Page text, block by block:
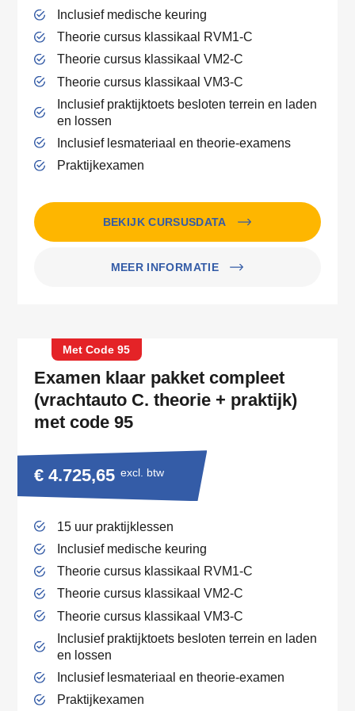
Inclusief medische keuring
Theorie cursus klassikaal RVM1-C
Theorie cursus klassikaal VM2-C
Theorie cursus klassikaal VM3-C
Inclusief praktijktoets besloten terrein en laden
en lossen
Inclusief lesmateriaal en theorie-examens
Praktijkexamen
BEKIJK CURSUSDATA
MEER INFORMATIE
Met Code 95
Examen klaar pakket compleet
(vrachtauto C. theorie + praktijk)
met code 95
€ 4.725,65 excl. btw
15 uur praktijklessen
Inclusief medische keuring
Theorie cursus klassikaal RVM1-C
Theorie cursus klassikaal VM2-C
Theorie cursus klassikaal VM3-C
Inclusief praktijktoets besloten terrein en laden
en lossen
Inclusief lesmateriaal en theorie-examen
Praktijkexamen